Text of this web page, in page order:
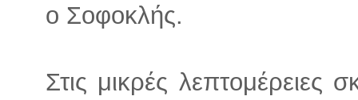
ο Σοφοκλής.
Στις μικρές λεπτομέρειες